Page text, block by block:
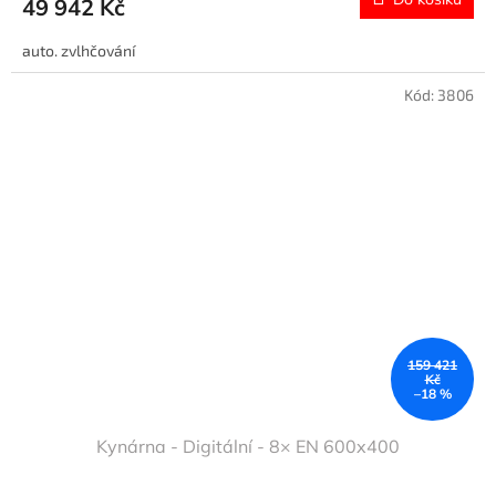
49 942 Kč
auto. zvlhčování
159 421
Kč
–18 %
Kynárna - Digitální - 8× EN 600x400
Kód: 3806